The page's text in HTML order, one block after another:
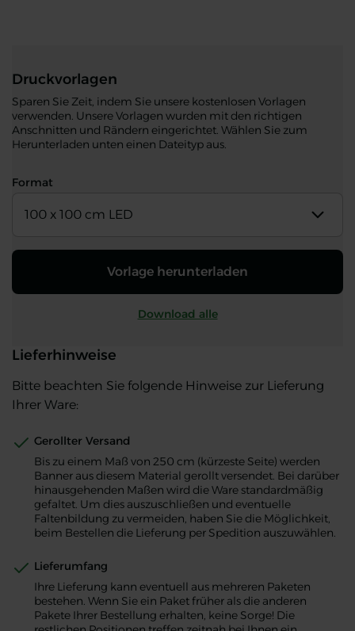
Druckvorlagen
Sparen Sie Zeit, indem Sie unsere kostenlosen Vorlagen
verwenden. Unsere Vorlagen wurden mit den richtigen
Anschnitten und Rändern eingerichtet. Wählen Sie zum
Herunterladen unten einen Dateityp aus.
Format
100 x 100 cm LED
Vorlage herunterladen
Download alle
Lieferhinweise
Bitte beachten Sie folgende Hinweise zur Lieferung
Ihrer Ware:
Gerollter Versand
Bis zu einem Maß von 250 cm (kürzeste Seite) werden
Banner aus diesem Material gerollt versendet. Bei darüber
hinausgehenden Maßen wird die Ware standardmäßig
gefaltet. Um dies auszuschließen und eventuelle
Faltenbildung zu vermeiden, haben Sie die Möglichkeit,
beim Bestellen die Lieferung per Spedition auszuwählen.
Lieferumfang
Ihre Lieferung kann eventuell aus mehreren Paketen
bestehen. Wenn Sie ein Paket früher als die anderen
Pakete Ihrer Bestellung erhalten, keine Sorge! Die